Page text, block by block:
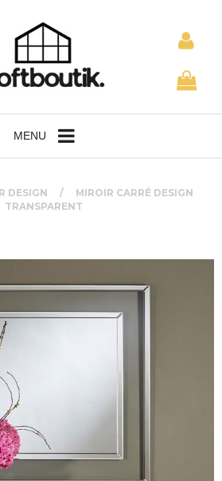
MENU
DESIGN
MIROIR CARRÉ DESIGN
TRANSPARENT